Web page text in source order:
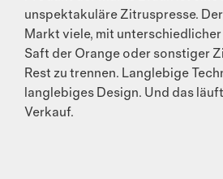
unspektakuläre Zitruspresse.
Markt viele, mit unterschiedlicher
Saft der Orange oder sonstiger
Rest zu trennen. Langlebige
langlebiges Design. Und das
Verkauf.